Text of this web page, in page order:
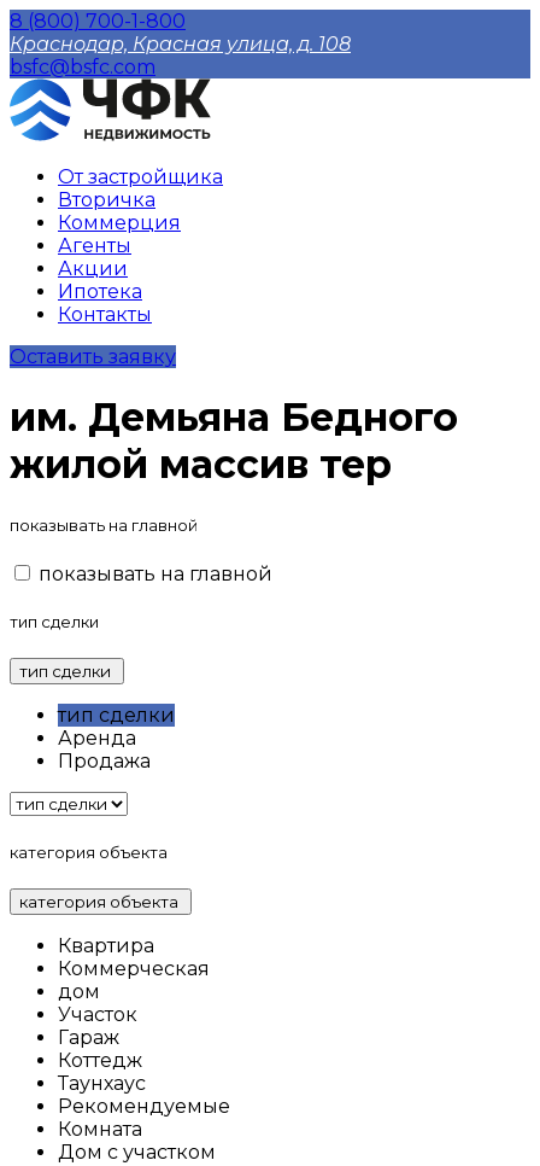
8 (800) 700-1-800
Краснодар, Красная улица, д. 108
bsfc@bsfc.com
От застройщика
Вторичка
Коммерция
Агенты
Акции
Ипотека
Контакты
Оставить заявку
им. Демьяна Бедного
жилой массив тер
показывать на главной
показывать на главной
тип сделки
тип сделки
тип сделки
Аренда
Продажа
категория объекта
категория объекта
Квартира
Коммерческая
дом
Участок
Гараж
Коттедж
Таунхаус
Рекомендуемые
Комната
Дом с участком